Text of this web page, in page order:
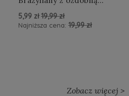
5,99 zł 19,99 zł
Najniższa cena: 19,99 zł
Zobacz więcej >